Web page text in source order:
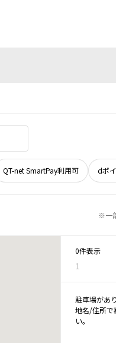
QT-net SmartPay利用可 dポ
※一
0件表示
1
駐車場があ
地名/住所で
い。